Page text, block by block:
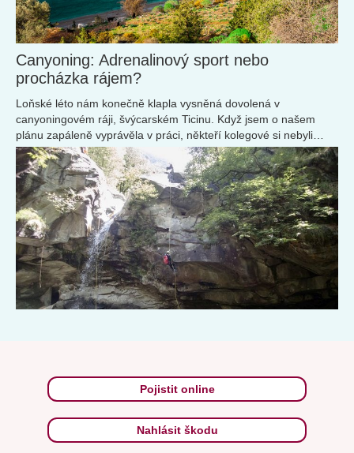
Canyoning: Adrenalinový sport nebo
procházka rájem?
Loňské léto nám konečně klapla vysněná dovolená v
canyoningovém ráji, švýcarském Ticinu. Když jsem o našem
plánu zapáleně vyprávěla v práci, někteří kolegové si nebyli
úplně jistí, co budu vlastně na dovolené dělat.
Pojistit online
Nahlásit škodu